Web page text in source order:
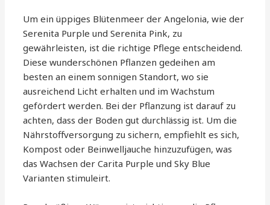
Um ein üppiges Blütenmeer der Angelonia, wie der
Serenita Purple und Serenita Pink, zu
gewährleisten, ist die richtige Pflege entscheidend.
Diese wunderschönen Pflanzen gedeihen am
besten an einem sonnigen Standort, wo sie
ausreichend Licht erhalten und im Wachstum
gefördert werden. Bei der Pflanzung ist darauf zu
achten, dass der Boden gut durchlässig ist. Um die
Nährstoffversorgung zu sichern, empfiehlt es sich,
Kompost oder Beinwelljauche hinzuzufügen, was
das Wachsen der Carita Purple und Sky Blue
Varianten stimuleirt.